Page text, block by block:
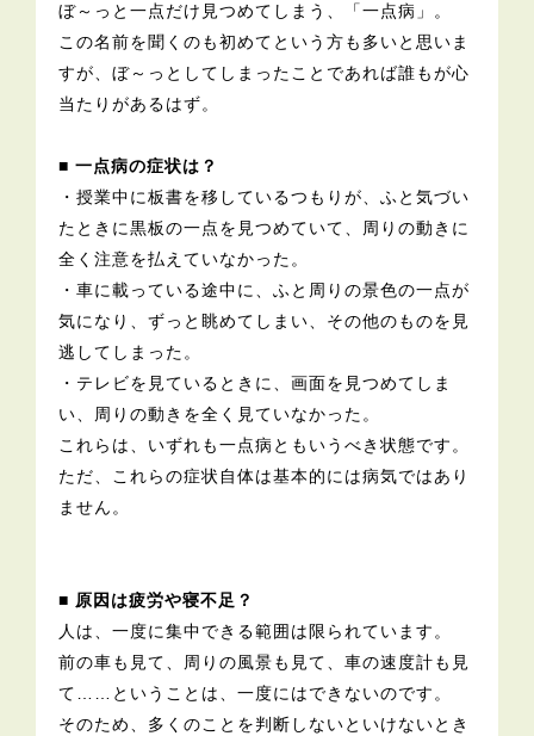
ぼ～っと一点だけ見つめてしまう、「一点病」。
この名前を聞くのも初めてという方も多いと思いま
すが、ぼ～っとしてしまったことであれば誰もが心
当たりがあるはず。
■ 一点病の症状は？
・授業中に板書を移しているつもりが、ふと気づい
たときに黒板の一点を見つめていて、周りの動きに
全く注意を払えていなかった。
・車に載っている途中に、ふと周りの景色の一点が
気になり、ずっと眺めてしまい、その他のものを見
逃してしまった。
・テレビを見ているときに、画面を見つめてしま
い、周りの動きを全く見ていなかった。
これらは、いずれも一点病ともいうべき状態です。
ただ、これらの症状自体は基本的には病気ではあり
ません。
■ 原因は疲労や寝不足？
人は、一度に集中できる範囲は限られています。
前の車も見て、周りの風景も見て、車の速度計も見
て……ということは、一度にはできないのです。
そのため、多くのことを判断しないといけないとき